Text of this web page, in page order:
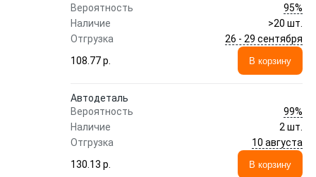
Вероятность
95%
Наличие
>20 шт.
Отгрузка
26 - 29 сентября
108.77 p.
В корзину
Автодеталь
Вероятность
99%
Наличие
2 шт.
Отгрузка
10 августа
130.13 p.
В корзину